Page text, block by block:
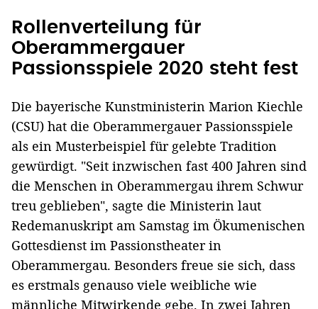
Rollenverteilung für
Oberammergauer
Passionsspiele 2020 steht fest
Die bayerische Kunstministerin Marion Kiechle
(CSU) hat die Oberammergauer Passionsspiele
als ein Musterbeispiel für gelebte Tradition
gewürdigt. "Seit inzwischen fast 400 Jahren sind
die Menschen in Oberammergau ihrem Schwur
treu geblieben", sagte die Ministerin laut
Redemanuskript am Samstag im Ökumenischen
Gottesdienst im Passionstheater in
Oberammergau. Besonders freue sie sich, dass
es erstmals genauso viele weibliche wie
männliche Mitwirkende gebe. In zwei Jahren